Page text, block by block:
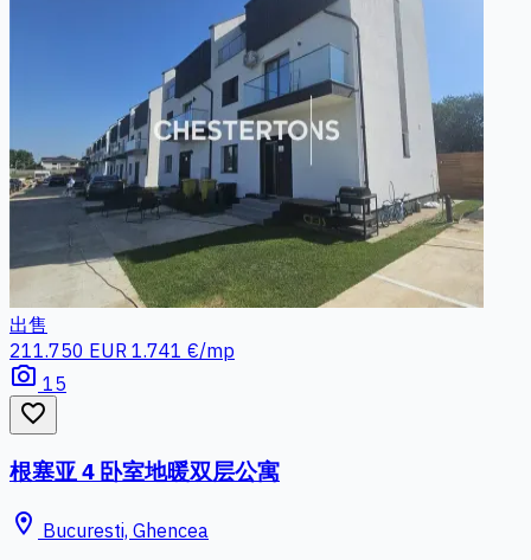
出售
211.750 EUR 1.741 €/mp
photo_camera 15
favorite_border
根塞亚 4 卧室地暖双层公寓
location_on Bucuresti, Ghencea